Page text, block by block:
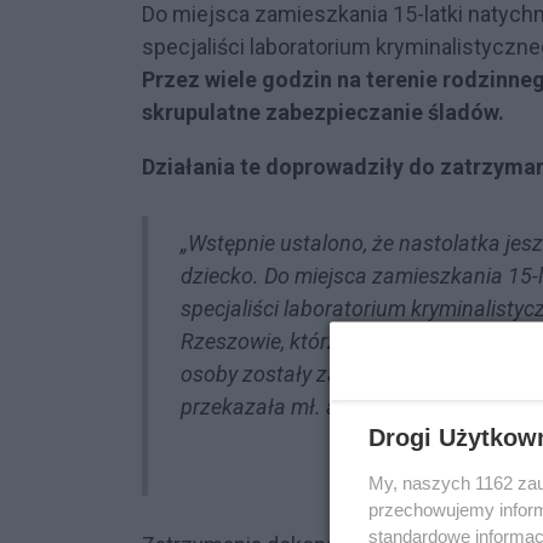
Do miejsca zamieszkania 15-latki
specjaliści laboratorium
Przez wiele godzin na terenie
skrupulatne zabezpieczanie śladów.
Działania te doprowadziły do
„Wstępnie ustalono, że nastolatka
dziecko. Do miejsca zamieszkania
specjaliści laboratorium
Rzeszowie, którzy pod nadzorem
osoby zostały zatrzymane. Na ten
przekazała mł. asp. Sara Bania-
Drogi
My, naszych 1162
przechowujemy
standardowe